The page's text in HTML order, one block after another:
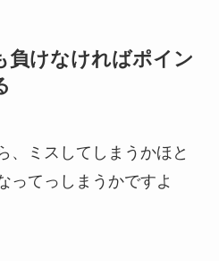
負けなければポイン
、ミスしてしまうかほと
ってっしまうかですよ